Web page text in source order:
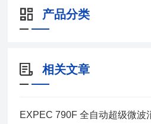
产品分类
相关文章
EXPEC 790F 全自动超级微波